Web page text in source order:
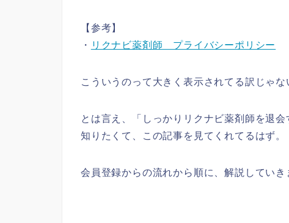
【参考】
・ リクナビ薬剤師 プライバシーポリシー
こういうのって大きく表示されてる訳じゃ
とは言え、「しっかりリクナビ薬剤師を退
知りたくて、この記事を見てくれてるはず。
会員登録からの流れから順に、解説していき